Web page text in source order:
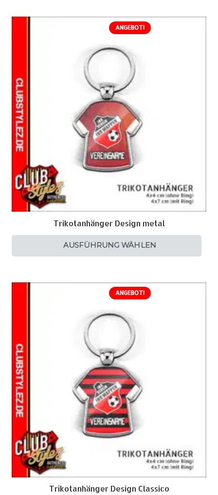
ANGEBOT!
Trikotanhänger Design metal
AUSFÜHRUNG WÄHLEN
ANGEBOT!
Trikotanhänger Design Classico